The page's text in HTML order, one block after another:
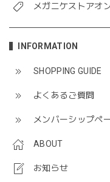
メガニケストアオ
INFORMATION
SHOPPING GUIDE
よくあるご質問
メンバーシップペ
ABOUT
お知らせ